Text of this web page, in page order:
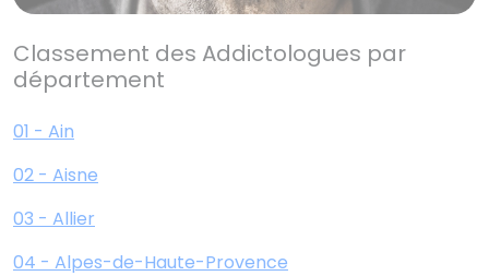
Classement des Addictologues par
département
01 - Ain
02 - Aisne
03 - Allier
04 - Alpes-de-Haute-Provence